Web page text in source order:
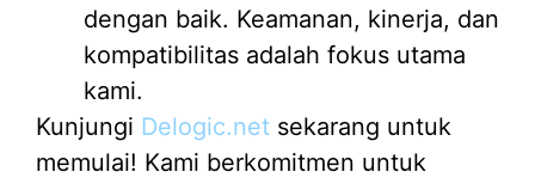
dengan baik. Keamanan, kinerja, dan
kompatibilitas adalah fokus utama
kami.
Kunjungi Delogic.net sekarang untuk
memulai! Kami berkomitmen untuk